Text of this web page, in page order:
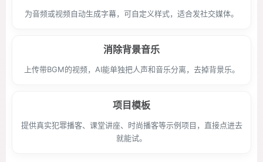
为音频或视频自动生成字幕，可自定义样式，适合发社交媒体。
消除背景音乐
上传带BGM的视频，AI能单独把人声和音乐分离，去掉背景乐。
项目模板
提供真实犯罪播客、课堂讲座、时尚播客等示例项目，直接点进去
就能试。